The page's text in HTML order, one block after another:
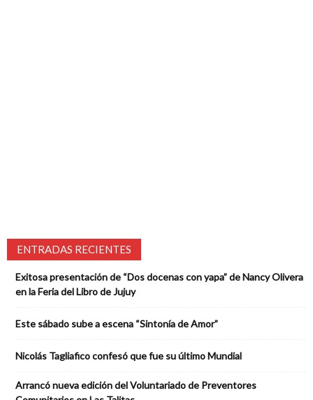
ENTRADAS RECIENTES
Exitosa presentación de “Dos docenas con yapa” de Nancy Olivera
en la Feria del Libro de Jujuy
Este sábado sube a escena “Sintonía de Amor”
Nicolás Tagliafico confesó que fue su último Mundial
Arrancó nueva edición del Voluntariado de Preventores